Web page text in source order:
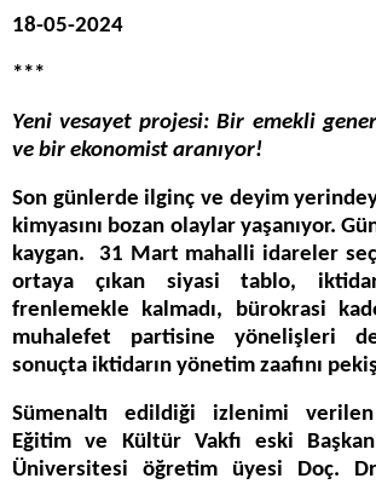
18-05-2024
***
Yeni vesayet projesi: Bir emekli
ve bir ekonomist aranıyor!
Son günlerde ilginç ve deyim
kimyasını bozan olaylar yaşanıyor.
kaygan. 31 Mart mahalli idareler
ortaya çıkan siyasi tablo,
frenlemekle kalmadı, bürokrasi
muhalefet partisine yönelişleri de
sonuçta iktidarın yönetim zaafını
Sümenaltı edildiği izlenimi
Eğitim ve Kültür Vakfı eski
Üniversitesi öğretim üyesi Doç.